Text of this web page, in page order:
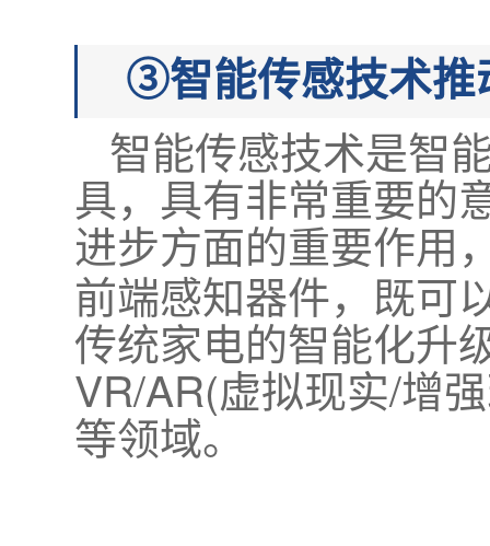
③智能传感技术推
智能传感技术是智
具，具有非常重要的
进步方面的重要作用
前端感知器件，既可
传统家电的智能化升
VR/AR(虚拟现实/增
等领域。